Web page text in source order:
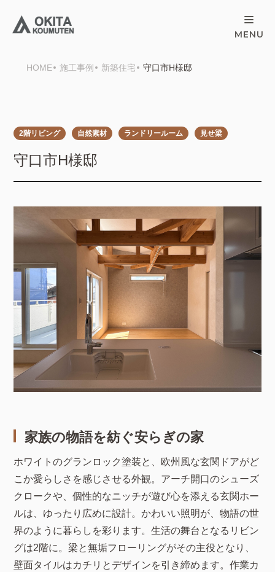
HOME 施工事例 新築住宅 守口市H様邸
2階リビング 自然素材 ランドリールーム 見せ梁
守口市H様邸
家族の物語を紡ぐ安らぎの家
ホワイトのグランロック塗装と、欧州風な玄関ドアがど
こか愛らしさを感じさせる外観。アーチ開口のシューズ
クロークや、個性的なニッチが遊び心を添える玄関ホー
ルは、ゆったり広めに設計。かわいい照明が、物語の世
界のように暮らしを彩ります。生活の舞台となるリビン
グは2階に。梁と無垢フローリングがその主役となり、
壁面タイルはカチリとデザインを引き締めます。作業カ